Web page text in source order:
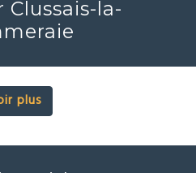
Clussais-la-
plus